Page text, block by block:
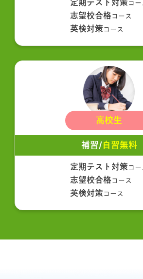
定期テスト対策コー
志望校合格コース
英検対策コース
高校生
補習/自習無料
定期テスト対策コー
志望校合格コース
英検対策コース